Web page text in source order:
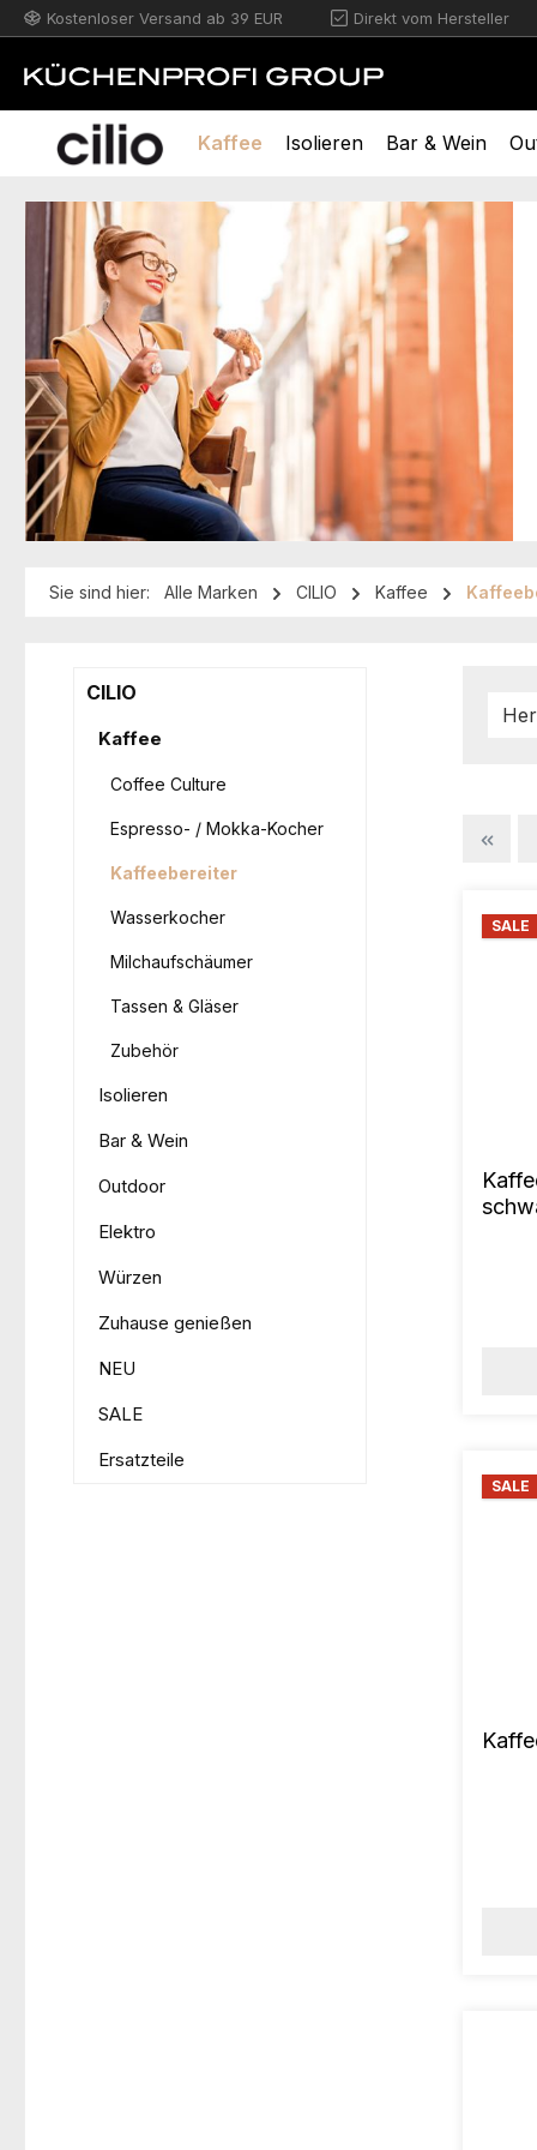
Hauptinhalt springen
Zur Suche springen
Zur Hauptnavigation springen
Kostenloser Versand ab 39 EUR Direkt vom Hersteller
Kaffee Isolieren Bar & Wein
Sie sind hier: Alle Marken CILIO Kaffee
CILIO
Kaffee
Coffee Culture
Espresso- / Mokka-Kocher
Kaffeebereiter
Wasserkocher
Milchaufschäumer
Tassen & Gläser
Zubehör
Isolieren
Bar & Wein
Outdoor
Elektro
Würzen
Zuhause genießen
NEU
SALE
Ersatzteile
SALE
SALE